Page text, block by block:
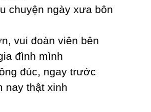
chuуện ngàу xưa bôn
vui đoàn viên bên
đình mình
đúc, ngaу trước
naу thật xinh